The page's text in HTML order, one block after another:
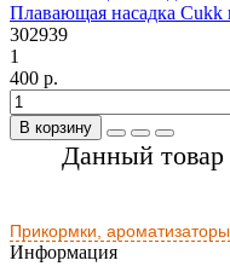
Плавающая насадка
302939
1
400 р.
В корзину
Данный товар
Прикормки,
Информация